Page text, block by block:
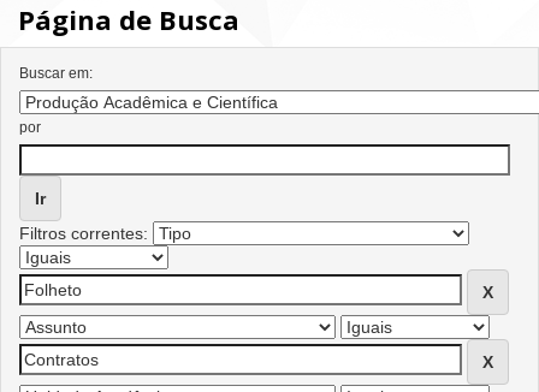
Página de Busca
Buscar em:
por
Filtros correntes: